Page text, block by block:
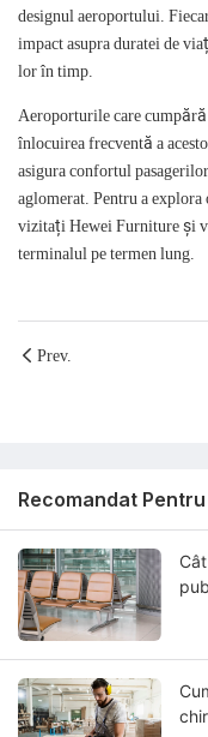
designul aeroportului.
impact asupra duratei de
lor în timp.
Aeroporturile care
înlocuirea frecventă a
asigura confortul
aglomerat. Pentru a
vizitați Hewei Furniture și
terminalul pe termen lung.
Prev.
Recomandat